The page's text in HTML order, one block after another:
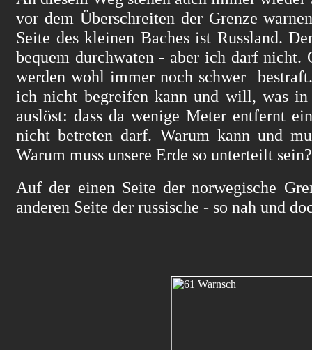
vor dem Überschreiten der Grenze
Seite des kleinen Baches ist Russland.
bequem durchwaten - aber ich darf nicht.
werden wohl immer noch schwer
ich nicht begreifen kann und will, was
auslöst: dass da wenige Meter entfernt
nicht betreten darf. Warum kann und
Warum muss unsere Erde so unterteilt sein?
Auf der einen Seite der norwegische
anderen Seite der russische - so nah und